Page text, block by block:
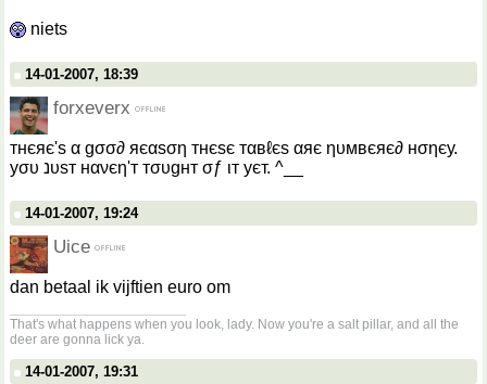
niets
14-01-2007, 18:39
forxeverx
тнєяє'ѕ α gσσ∂ яєαѕση тнєѕє тαвℓєѕ αяє ηυмвєяє∂ нσηєу.
уσυ נυѕт нανєη'т тσυgнт σƒ ιт уєт. ^__
14-01-2007, 19:24
Uice
dan betaal ik vijftien euro om
That's what happens when you look, lady. Now you're a salt pillar, and all the
deer are gonna lick ya.
14-01-2007, 19:31